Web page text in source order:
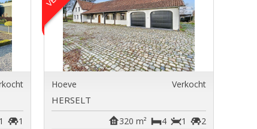
1
Hoeve Verkocht
HERSELT
2
1
4
320 m²